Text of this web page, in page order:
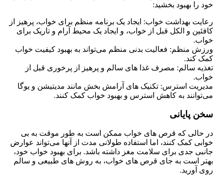
خود را بهبود بخشید:
رعایت بهداشت خواب: ایجاد یک برنامه منظم برای خواب، پرهیز از
کافئین و الکل قبل از خواب، و ایجاد یک محیط آرام و تاریک برای
خواب.
ورزش منظم: فعالیت بدنی منظم می‌تواند به بهبود کیفیت خواب
کمک کند.
تغذیه سالم: مصرف غذا های سالم و پرهیز از پرخوری قبل از
خواب.
مدیریت استرس: تکنیک‌ های آرامش‌ بخش مانند مدیتیشن و یوگا
می‌توانند به کاهش استرس و بهبود خواب کمک کنند.
سخن پایانی
در حالی که قرص‌ های خواب ممکن است به طور موقت به بی‌
خوابی کمک کنند، اما استفاده طولانی مدت از آنها می‌تواند عوارض
جانبی جدی برای سلامت مغز داشته باشد. برای بهبود خواب خود،
بهتر است به جای قرص‌ های خواب، به روش‌ های طبیعی و سالم
روی آورید.